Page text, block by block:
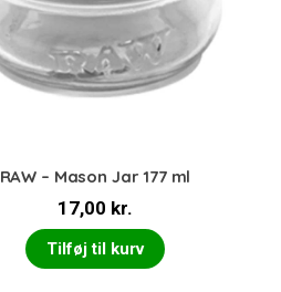
RAW – Mason Jar 177 ml
17,00 kr.
Tilføj til kurv